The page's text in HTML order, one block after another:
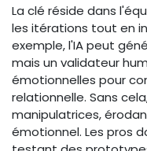
La clé réside dans
les itérations tout en
exemple, l'IA peut
mais un validateur
émotionnelles pour
relationnelle. Sans
manipulatrices,
émotionnel. Les pros